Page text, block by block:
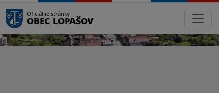
Oficiálne stránky
OBEC LOPAŠOV